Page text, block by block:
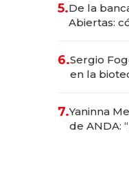
5.De la
Abiertas:
6.Sergio
en la
rol de la IA
7.Yaninna
de ANDA: